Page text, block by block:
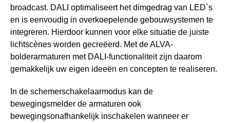
broadcast. DALI optimaliseert het dimgedrag van LED´s
en is eenvoudig in overkoepelende gebouwsystemen te
integreren. Hierdoor kunnen voor elke situatie de juiste
lichtscènes worden gecreëerd. Met de ALVA-
bolderarmaturen met DALI-functionaliteit zijn daarom
gemakkelijk uw eigen ideeën en concepten te realiseren.
In de schemerschakelaarmodus kan de
bewegingsmelder de armaturen ook
bewegingsonafhankelijk inschakelen wanneer er